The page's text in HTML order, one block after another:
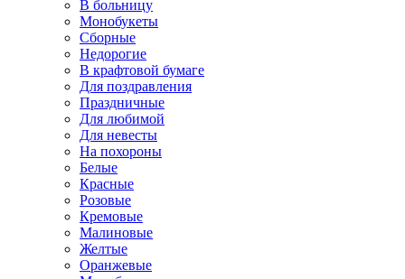
В больницу
Монобукеты
Сборные
Недорогие
В крафтовой бумаге
Для поздравления
Праздничные
Для любимой
Для невесты
На похороны
Белые
Красные
Розовые
Кремовые
Малиновые
Желтые
Оранжевые